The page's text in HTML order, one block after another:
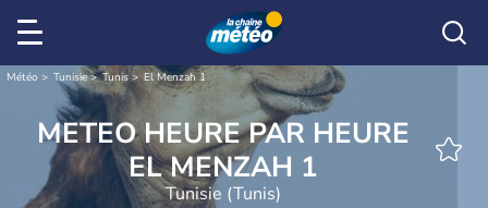
Météo Tunisie Tunis El Menzah 1
METEO HEURE PAR HEURE
EL MENZAH 1
Tunisie (Tunis)